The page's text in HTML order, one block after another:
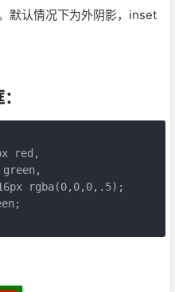
默认情况下为外阴影，inset
red,